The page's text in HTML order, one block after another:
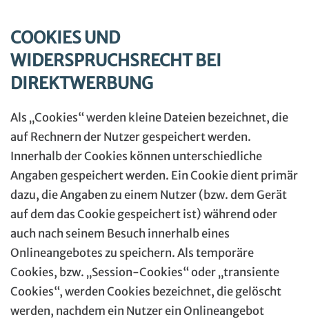
COOKIES UND
WIDERSPRUCHSRECHT BEI
DIREKTWERBUNG
Als „Cookies“ werden kleine Dateien bezeichnet, die
auf Rechnern der Nutzer gespeichert werden.
Innerhalb der Cookies können unterschiedliche
Angaben gespeichert werden. Ein Cookie dient primär
dazu, die Angaben zu einem Nutzer (bzw. dem Gerät
auf dem das Cookie gespeichert ist) während oder
auch nach seinem Besuch innerhalb eines
Onlineangebotes zu speichern. Als temporäre
Cookies, bzw. „Session-Cookies“ oder „transiente
Cookies“, werden Cookies bezeichnet, die gelöscht
werden, nachdem ein Nutzer ein Onlineangebot